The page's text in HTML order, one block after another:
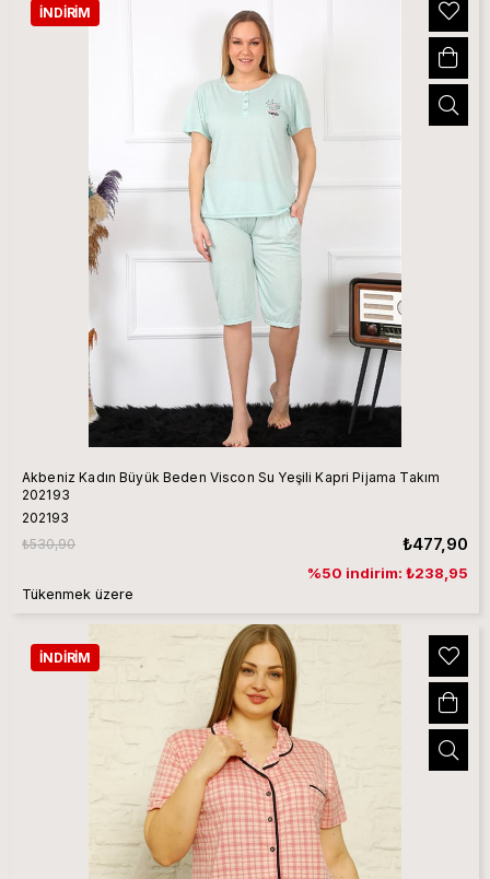
Akbeniz Kadın Büyük Beden Viscon Su Yeşili Kapri Pijama Takım
202193
202193
₺477,90
₺530,90
%50 indirim: ₺238,95
Tükenmek üzere
İNDIRIM
İNDIRIM